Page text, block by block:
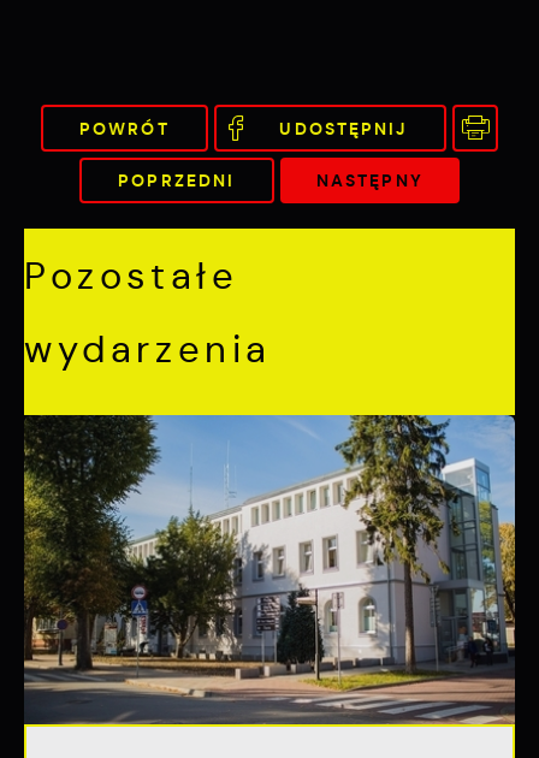
POWRÓT UDOSTĘPNIJ
POPRZEDNI NASTĘPNY
Pozostałe
wydarzenia